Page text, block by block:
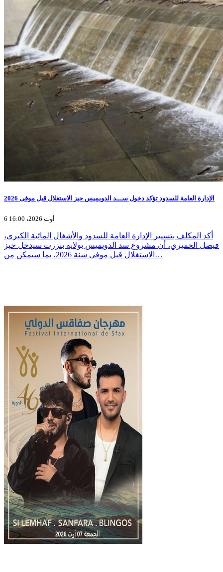
الإدارة العامة للسدود تؤكد دخول ســـد الدويميس حيز الاستغلال قبل موفى 2026
6 أوت 2026، 16:00
أكد المكلف بتسيير الإدارة العامة للسدود والأشغال المائية الكبرى،
فيصل الخميري، أن مشروع سد الدويميس بولاية بنزرت سيدخل حيز
الاستغلال قبل موفى سنة 2026، بما سيمكن من…